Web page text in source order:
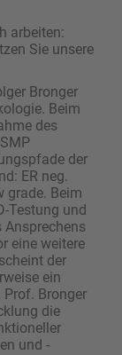
arbeiten:
Sie unsere
Bronger
Beim
des
der
ER neg.
grade. Beim
Testung und
Ansprechens
eine weitere
der
ein
Prof. Bronger
die
und -